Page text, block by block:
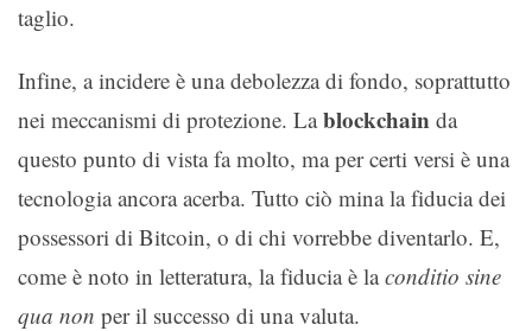
taglio.
Infine, a incidere è una debolezza di fondo, soprattutto
nei meccanismi di protezione. Lablockchain da
questo punto di vista fa molto, ma per certi versi è una
tecnologia ancora acerba. Tutto ciò mina la fiducia dei
possessori di Bitcoin, o di chi vorrebbe diventarlo. E,
come è noto in letteratura, la fiducia è laconditio sine
qua non per il successo di una valuta.